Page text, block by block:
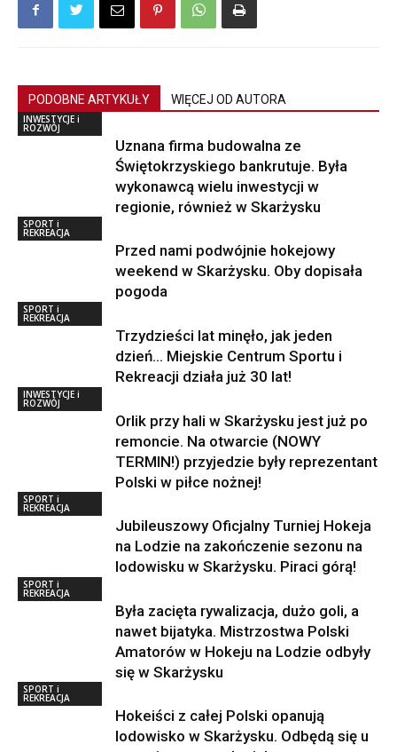
PODOBNE ARTYKUŁY WIĘCEJ OD AUTORA
INWESTYCJE i
ROZWÓJ
Uznana firma budowalna ze
Świętokrzyskiego bankrutuje. Była
wykonawcą wielu inwestycji w
regionie, również w Skarżysku
SPORT i
REKREACJA
Przed nami podwójnie hokejowy
weekend w Skarżysku. Oby dopisała
pogoda
SPORT i
REKREACJA
Trzydzieści lat minęło, jak jeden
dzień… Miejskie Centrum Sportu i
Rekreacji działa już 30 lat!
INWESTYCJE i
ROZWÓJ
Orlik przy hali w Skarżysku jest już po
remoncie. Na otwarcie (NOWY
TERMIN!) przyjedzie były reprezentant
Polski w piłce nożnej!
SPORT i
REKREACJA
Jubileuszowy Oficjalny Turniej Hokeja
na Lodzie na zakończenie sezonu na
lodowisku w Skarżysku. Piraci górą!
SPORT i
REKREACJA
Była zacięta rywalizacja, dużo goli, a
nawet bijatyka. Mistrzostwa Polski
Amatorów w Hokeju na Lodzie odbyły
się w Skarżysku
SPORT i
REKREACJA
Hokeiści z całej Polski opanują
lodowisko w Skarżysku. Odbędą się u